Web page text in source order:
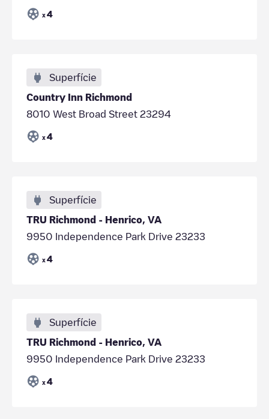
x 4
Superfície
Country Inn Richmond
8010 West Broad Street 23294
x 4
Superfície
TRU Richmond - Henrico, VA
9950 Independence Park Drive 23233
x 4
Superfície
TRU Richmond - Henrico, VA
9950 Independence Park Drive 23233
x 4